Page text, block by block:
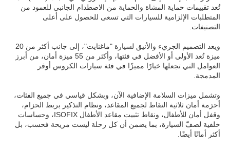
تُعد تقييمات حماية المشاة والحماية من الاصطدام الجانبي للعمود من
المتطلبات الإلزامية للسيارات التي تسعى للحصول على أعلى
التصنيفات.
ويعد التصميم الجريء والأنيق لسيارة "ماغنايت"، إلى جانب أكثر من 20
ميزة تُعد الأولى أو الأفضل في فئتها، وأكثر من 55 ميزة أمان، من أبرز
العوامل التي تجعلها خيارًا مميزًا في فئة سيارات الكروس أوفر
المدمجة.
وتشمل ميزات السلامة الإضافية الآن، وبشكل قياسي في جميع الفئات،
أحزمة أمان ثلاثية النقاط لجميع المقاعد، ونظام التذكير بربط الحزام،
وقفل أمان للأطفال، ونقاط تثبيت مقاعد الأطفال ISOFIX، وحساسات
خلفية لصفّ السيارة، بما يضمن أن كل رحلة ليست مريحة فحسب، بل
أكثر أمانًا أيضًا.